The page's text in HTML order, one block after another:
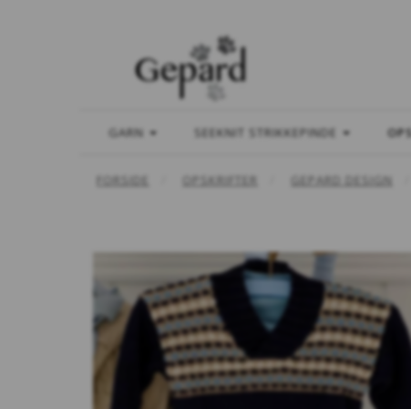
GARN SEEKNIT STRIKKEPINDE
FORSIDE OPSKRIFTER GEPARD DESIGN